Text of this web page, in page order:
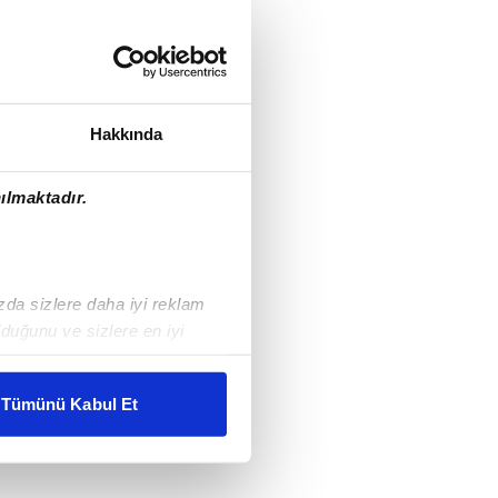
Hakkında
sizlere daha iyi reklam
ve sizlere en iyi
gösterilmeyecektir."
Tümünü Kabul Et